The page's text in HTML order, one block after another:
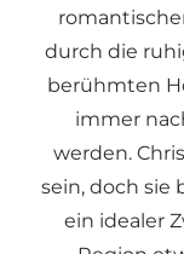
durch die
berühmten
immer
werden.
sein, doch sie
ein idealer